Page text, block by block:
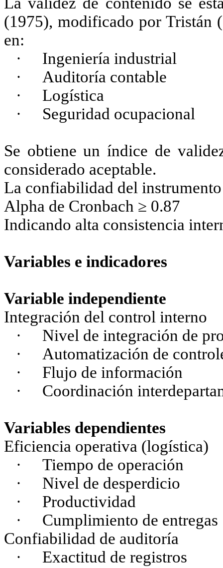
(1975), modificado por Tristán
en:
·
Ingeniería industrial
·
Auditoría contable
·
Logística
·
Seguridad ocupacional
Se obtiene un índice de
considerado aceptable.
La confiabilidad del
Alpha de Cronbach ≥ 0.87
Indicando alta consistencia
Variables e indicadores
Variable independiente
Integración del control interno
·
Nivel de integración de
·
Automatización de
·
Flujo de información
·
Coordinación
Variables dependientes
Eficiencia operativa (logística)
·
Tiempo de operación
·
Nivel de desperdicio
·
Productividad
·
Cumplimiento de entregas
Confiabilidad de auditoría
·
Exactitud de registros